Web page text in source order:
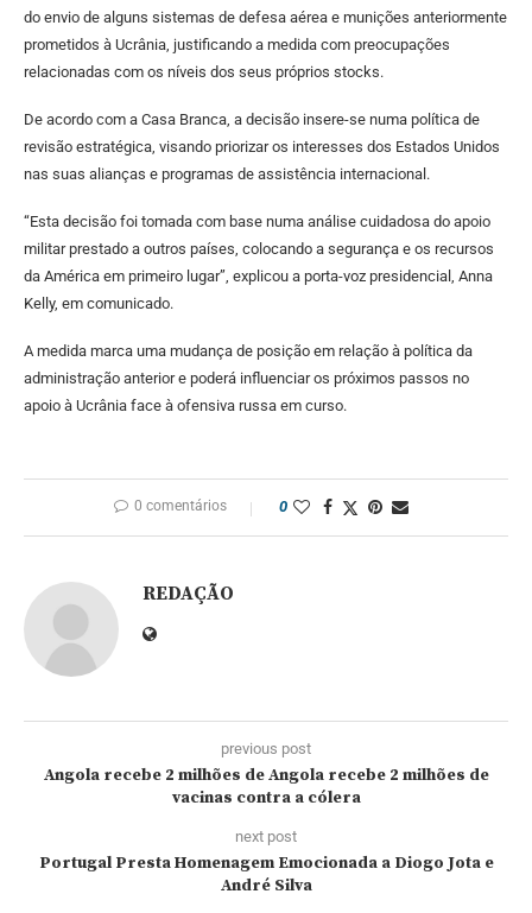
do envio de alguns sistemas de defesa aérea e munições anteriormente
prometidos à Ucrânia, justificando a medida com preocupações
relacionadas com os níveis dos seus próprios stocks.
De acordo com a Casa Branca, a decisão insere-se numa política de
revisão estratégica, visando priorizar os interesses dos Estados Unidos
nas suas alianças e programas de assistência internacional.
“Esta decisão foi tomada com base numa análise cuidadosa do apoio
militar prestado a outros países, colocando a segurança e os recursos
da América em primeiro lugar”, explicou a porta-voz presidencial, Anna
Kelly, em comunicado.
A medida marca uma mudança de posição em relação à política da
administração anterior e poderá influenciar os próximos passos no
apoio à Ucrânia face à ofensiva russa em curso.
0 comentários 0
REDAÇÃO
previous post
Angola recebe 2 milhões de Angola recebe 2 milhões de
vacinas contra a cólera
next post
Portugal Presta Homenagem Emocionada a Diogo Jota e
André Silva